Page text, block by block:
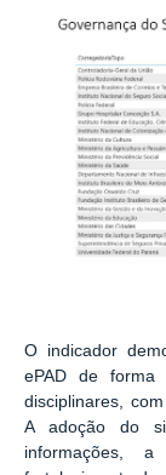
O indicador
ePAD de forma
disciplinares,
A adoção do
informações,